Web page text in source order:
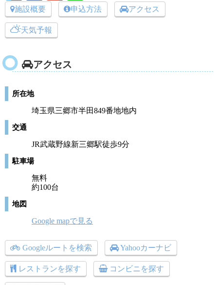
施設概要 申込方法 アクセス
天気予報
アクセス
所在地
埼玉県三郷市半田849番地地内
交通
JR武蔵野線新三郷駅徒歩9分
駐車場
無料
約100台
地図
Google mapで見る
Googleルートを検索 Yahooカーナビ
レストランを探す コンビニを探す